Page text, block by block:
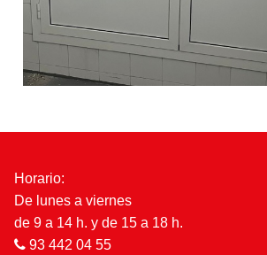
Horario:
De lunes a viernes
de 9 a 14 h. y de 15 a 18 h.
93 442 04 55